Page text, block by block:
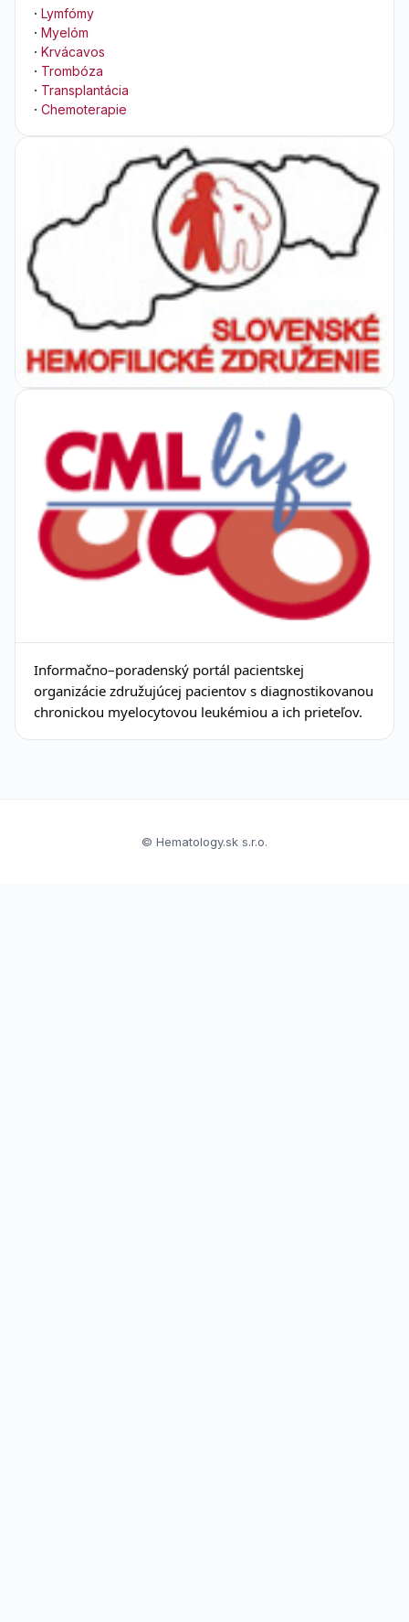
· Lymfómy
· Myelóm
· Krvácavos
· Trombóza
· Transplantácia
· Chemoterapie
Informačno–poradenský portál pacientskej
organizácie združujúcej pacientov s diagnostikovanou
chronickou myelocytovou leukémiou a ich prieteľov.
© Hematology.sk s.r.o.